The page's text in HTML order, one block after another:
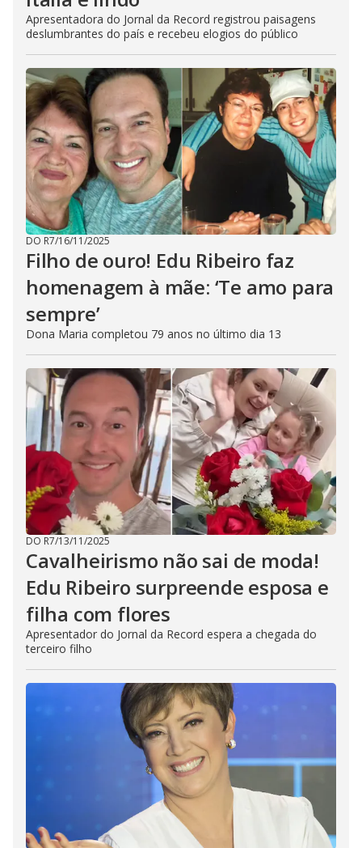
Apresentadora do Jornal da Record registrou paisagens
deslumbrantes do país e recebeu elogios do público
DO R7/16/11/2025
Filho de ouro! Edu Ribeiro faz
homenagem à mãe: ‘Te amo para
sempre’
Dona Maria completou 79 anos no último dia 13
DO R7/13/11/2025
Cavalheirismo não sai de moda!
Edu Ribeiro surpreende esposa e
filha com flores
Apresentador do Jornal da Record espera a chegada do
terceiro filho